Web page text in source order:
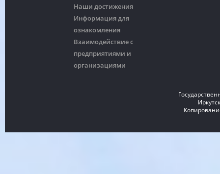
Наши достижения
Информация для
ознакомления
Взаимодействие с
предприятиями и
организациями